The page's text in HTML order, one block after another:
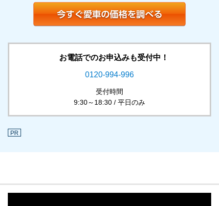
お電話でのお申込みも受付中！
0120-994-996
受付時間
9:30～18:30 / 平日のみ
PR